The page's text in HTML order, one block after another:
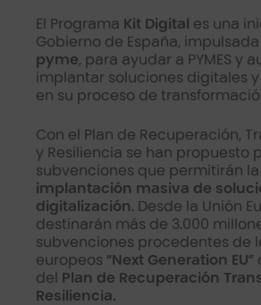
El Programa Kit Digital es una
Gobierno de España,
pyme, para ayudar a PYMES y
implantar soluciones digitales
en su proceso de
Con el Plan de Recuperación,
y Resiliencia se han propuesto
subvenciones que permitirán la
implantación masiva de
digitalización. Desde la Unión
destinarán más de 3.000
subvenciones procedentes de
europeos“Next Generation EU”
del Plan de Recuperación
Resiliencia.